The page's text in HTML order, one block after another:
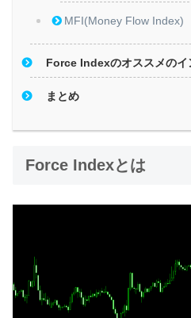
MFI(Money Flow Index)
Force Indexのオススメのイ
まとめ
Force Indexとは